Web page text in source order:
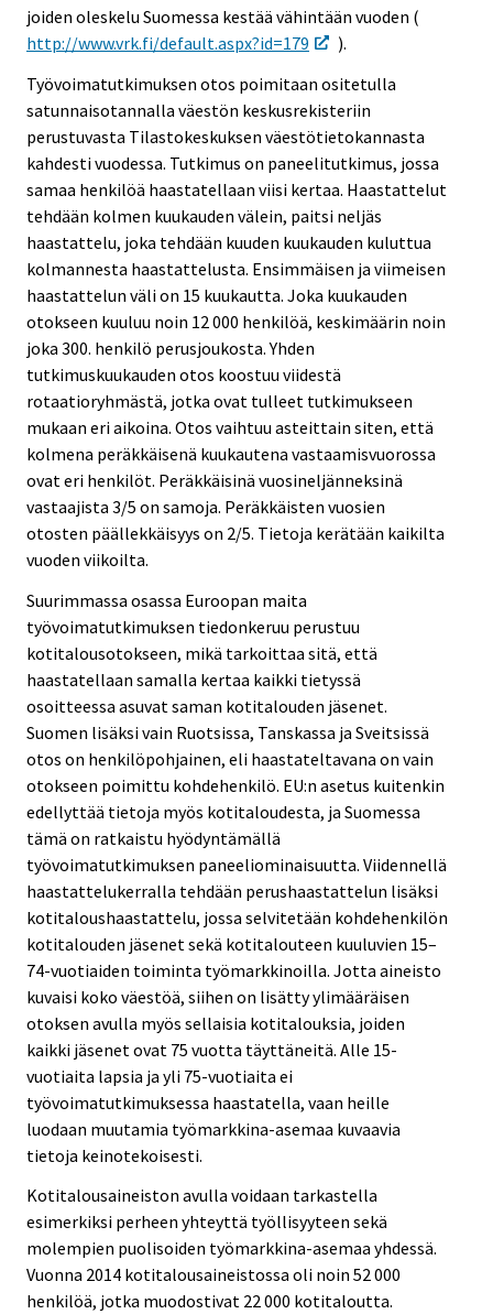
joiden oleskelu Suomessa kestää vähintään vuoden (
http://www.vrk.fi/default.aspx?id=179
).
Työvoimatutkimuksen otos poimitaan ositetulla
satunnaisotannalla väestön keskusrekisteriin
perustuvasta Tilastokeskuksen väestötietokannasta
kahdesti vuodessa. Tutkimus on paneelitutkimus, jossa
samaa henkilöä haastatellaan viisi kertaa. Haastattelut
tehdään kolmen kuukauden välein, paitsi neljäs
haastattelu, joka tehdään kuuden kuukauden kuluttua
kolmannesta haastattelusta. Ensimmäisen ja viimeisen
haastattelun väli on 15 kuukautta. Joka kuukauden
otokseen kuuluu noin 12 000 henkilöä, keskimäärin noin
joka 300. henkilö perusjoukosta. Yhden
tutkimuskuukauden otos koostuu viidestä
rotaatioryhmästä, jotka ovat tulleet tutkimukseen
mukaan eri aikoina. Otos vaihtuu asteittain siten, että
kolmena peräkkäisenä kuukautena vastaamisvuorossa
ovat eri henkilöt. Peräkkäisinä vuosineljänneksinä
vastaajista 3/5 on samoja. Peräkkäisten vuosien
otosten päällekkäisyys on 2/5. Tietoja kerätään kaikilta
vuoden viikoilta.
Suurimmassa osassa Euroopan maita
työvoimatutkimuksen tiedonkeruu perustuu
kotitalousotokseen, mikä tarkoittaa sitä, että
haastatellaan samalla kertaa kaikki tietyssä
osoitteessa asuvat saman kotitalouden jäsenet.
Suomen lisäksi vain Ruotsissa, Tanskassa ja Sveitsissä
otos on henkilöpohjainen, eli haastateltavana on vain
otokseen poimittu kohdehenkilö. EU:n asetus kuitenkin
edellyttää tietoja myös kotitaloudesta, ja Suomessa
tämä on ratkaistu hyödyntämällä
työvoimatutkimuksen paneeliominaisuutta. Viidennellä
haastattelukerralla tehdään perushaastattelun lisäksi
kotitaloushaastattelu, jossa selvitetään kohdehenkilön
kotitalouden jäsenet sekä kotitalouteen kuuluvien 15–
74-vuotiaiden toiminta työmarkkinoilla. Jotta aineisto
kuvaisi koko väestöä, siihen on lisätty ylimääräisen
otoksen avulla myös sellaisia kotitalouksia, joiden
kaikki jäsenet ovat 75 vuotta täyttäneitä. Alle 15-
vuotiaita lapsia ja yli 75-vuotiaita ei
työvoimatutkimuksessa haastatella, vaan heille
luodaan muutamia työmarkkina-asemaa kuvaavia
tietoja keinotekoisesti.
Kotitalousaineiston avulla voidaan tarkastella
esimerkiksi perheen yhteyttä työllisyyteen sekä
molempien puolisoiden työmarkkina-asemaa yhdessä.
Vuonna 2014 kotitalousaineistossa oli noin 52 000
henkilöä, jotka muodostivat 22 000 kotitaloutta.